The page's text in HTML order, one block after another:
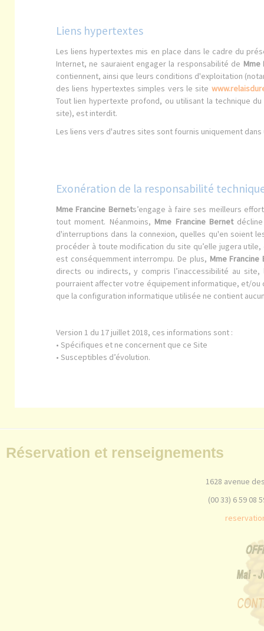
Liens hypertextes
Les liens hypertextes mis en place dans le cadre du
Internet, ne sauraient engager la responsabilité de
contiennent, ainsi que leurs conditions d'exploitation
des liens hypertextes simples vers le site
Tout lien hypertexte profond, ou utilisant la technique
site), est interdit.
Les liens vers d'autres sites sont fournis uniquement
Exonération de la responsabilité
Mme Francine Bernets’engage à faire ses meilleurs
tout moment. Néanmoins, Mme Francine Bernetdécline
d'interruptions dans la connexion, quelles qu'en soient
procéder à toute modification du site qu’elle jugera
est conséquemment interrompu. De plus, Mme Francine
directs ou indirects, y compris l’inaccessibilité au
pourraient affecter votre équipement informatique, et/ou
que la configuration informatique utilisée ne contient
Version 1 du 17 juillet 2018, ces informations sont :
• Spécifiques et ne concernent que ce Site
• Susceptibles d’évolution.
Réservation et renseignements
1628 avenue
(00 33) 6 59 08